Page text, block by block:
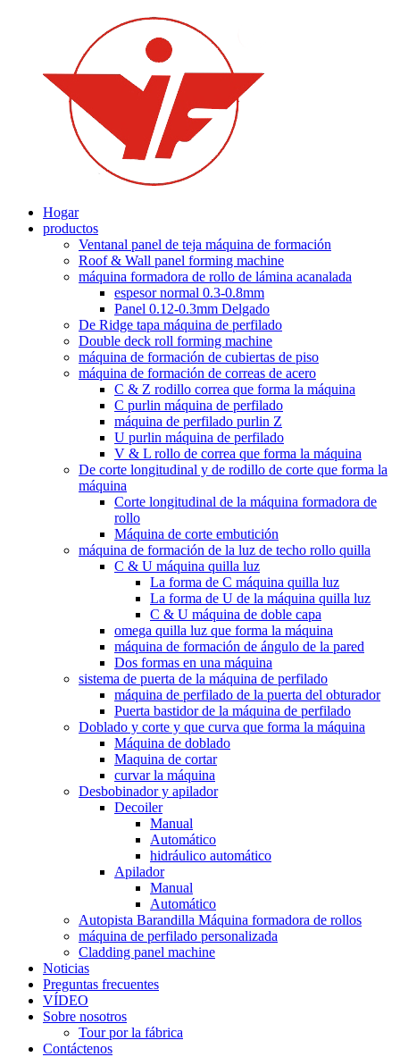
Hogar
productos
Ventanal panel de teja máquina de formación
Roof & Wall panel forming machine
máquina formadora de rollo de lámina acanalada
espesor normal 0.3-0.8mm
Panel 0.12-0.3mm Delgado
De Ridge tapa máquina de perfilado
Double deck roll forming machine
máquina de formación de cubiertas de piso
máquina de formación de correas de acero
C & Z rodillo correa que forma la máquina
C purlin máquina de perfilado
máquina de perfilado purlin Z
U purlin máquina de perfilado
V & L rollo de correa que forma la máquina
De corte longitudinal y de rodillo de corte que forma la
máquina
Corte longitudinal de la máquina formadora de
rollo
Máquina de corte embutición
máquina de formación de la luz de techo rollo quilla
C & U máquina quilla luz
La forma de C máquina quilla luz
La forma de U de la máquina quilla luz
C & U máquina de doble capa
omega quilla luz que forma la máquina
máquina de formación de ángulo de la pared
Dos formas en una máquina
sistema de puerta de la máquina de perfilado
máquina de perfilado de la puerta del obturador
Puerta bastidor de la máquina de perfilado
Doblado y corte y que curva que forma la máquina
Máquina de doblado
Maquina de cortar
curvar la máquina
Desbobinador y apilador
Decoiler
Manual
Automático
hidráulico automático
Apilador
Manual
Automático
Autopista Barandilla Máquina formadora de rollos
máquina de perfilado personalizada
Cladding panel machine
Noticias
Preguntas frecuentes
VÍDEO
Sobre nosotros
Tour por la fábrica
Contáctenos